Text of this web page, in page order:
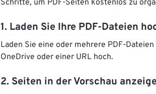
Schritte, um PDF-Seiten kostenlos zu
1. Laden Sie Ihre PDF-Dateien
Laden Sie eine oder mehrere PDF-
OneDrive oder einer URL hoch.
2. Seiten in der Vorschau